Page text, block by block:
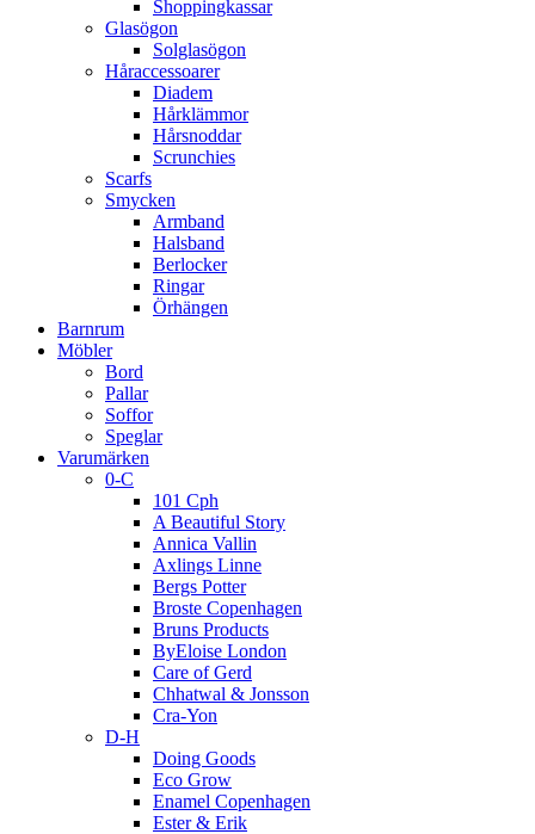
Shoppingkassar
Glasögon
Solglasögon
Håraccessoarer
Diadem
Hårklämmor
Hårsnoddar
Scrunchies
Scarfs
Smycken
Armband
Halsband
Berlocker
Ringar
Örhängen
Barnrum
Möbler
Bord
Pallar
Soffor
Speglar
Varumärken
0-C
101 Cph
A Beautiful Story
Annica Vallin
Axlings Linne
Bergs Potter
Broste Copenhagen
Bruns Products
ByEloise London
Care of Gerd
Chhatwal & Jonsson
Cra-Yon
D-H
Doing Goods
Eco Grow
Enamel Copenhagen
Ester & Erik